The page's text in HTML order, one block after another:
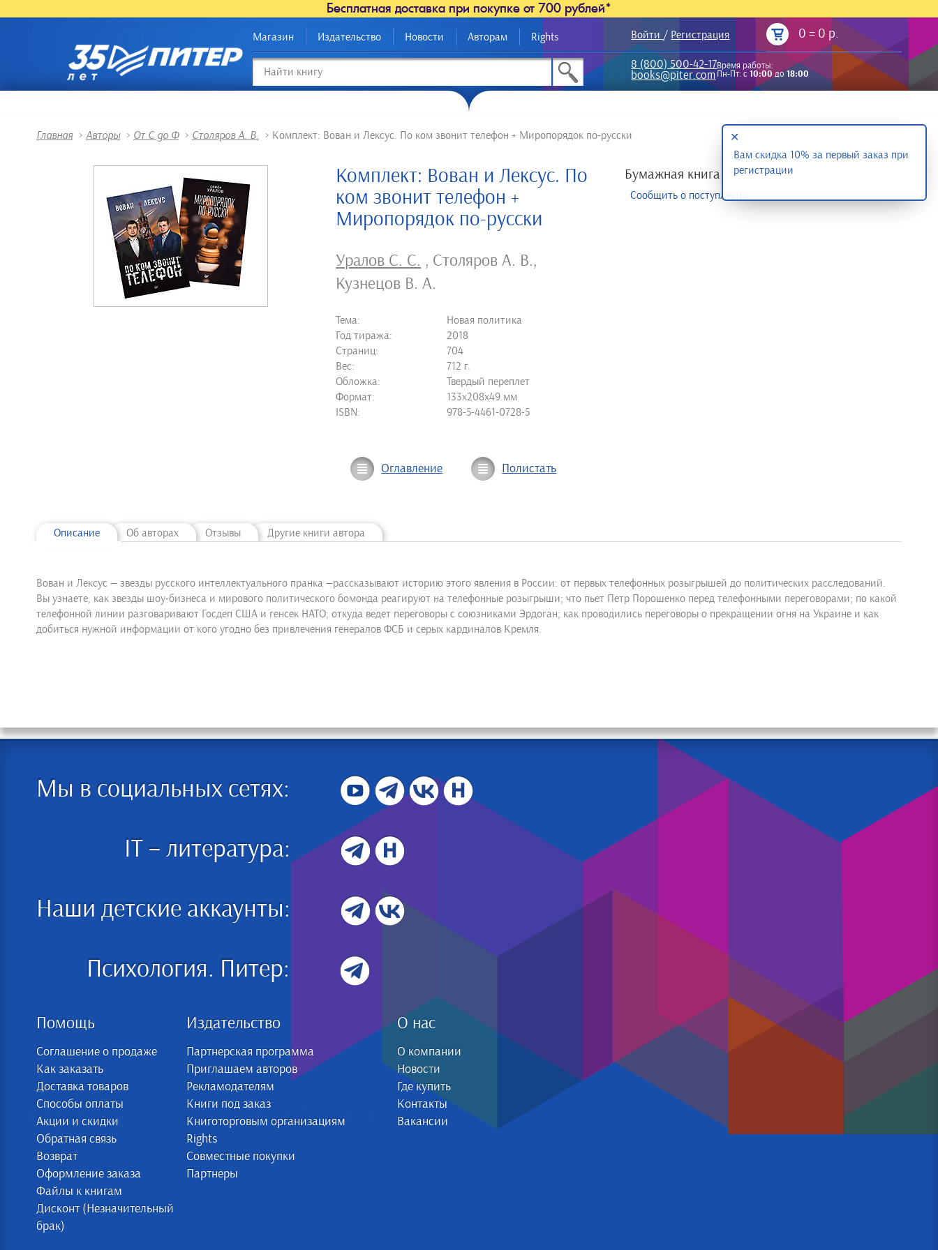
Бесплатная доставка при покупке от 700 рублей*
Магазин Издательство Новости Авторам Rights Войти / Регистрация 0 = 0 р.
8 (800) 500-42-17
books@piter.com
Время работы:
Пн-Пт: с10:00до18:00
Главная > Авторы > От С до Ф > Столяров А. В. > Комплект: Вован и Лексус. По ком звонит телефон + Миропорядок по-русски
Комплект: Вован и Лексус. По
ком звонит телефон +
Миропорядок по-русски
Уралов С. С. , Столяров А. В.,
Кузнецов В. А.
Тема:
Новая политика
Год тиража:
2018
Страниц:
704
Вес:
712 г.
Обложка:
Твердый переплет
Формат:
133х208х49 мм
ISBN:
978-5-4461-0728-5
Бумажная книга
Сообщить о поступлении
Оглавление Полистать
Описание Об авторах Отзывы Другие книги автора
Вован и Лексус — звезды русского интеллектуального пранка —рассказывают историю этого явления в России: от первых телефонных розыгрышей до политических расследований.
Вы узнаете, как звезды шоу-бизнеса и мирового политического бомонда реагируют на телефонные розыгрыши; что пьет Петр Порошенко перед телефонными переговорами; по какой
телефонной линии разговаривают Госдеп США и генсек НАТО; откуда ведет переговоры с союзниками Эрдоган; как проводились переговоры о прекращении огня на Украине и как
добиться нужной информации от кого угодно без привлечения генералов ФСБ и серых кардиналов Кремля.
Мы в социальных сетях:
IT – литература:
Наши детские аккаунты:
Психология. Питер:
Помощь
Соглашение о продаже
Как заказать
Доставка товаров
Способы оплаты
Акции и скидки
Обратная связь
Возврат
Оформление заказа
Файлы к книгам
Дисконт (Незначительный
брак)
Издательство
Партнерская программа
Приглашаем авторов
Рекламодателям
Книги под заказ
Книготорговым организациям
Rights
Совместные покупки
Партнеры
О нас
О компании
Новости
Где купить
Контакты
Вакансии
Вам скидка 10% за первый заказ при
регистрации
✕